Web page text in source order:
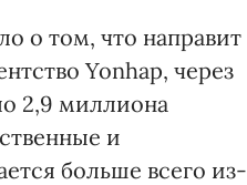
о том, что направит
Yonhap, через
2,9 миллиона
и
больше всего из-